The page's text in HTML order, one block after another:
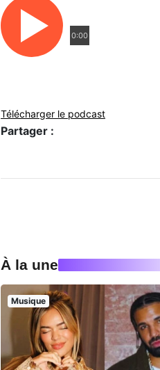
0:00
Télécharger le podcast
Partager :
À la une
Musique